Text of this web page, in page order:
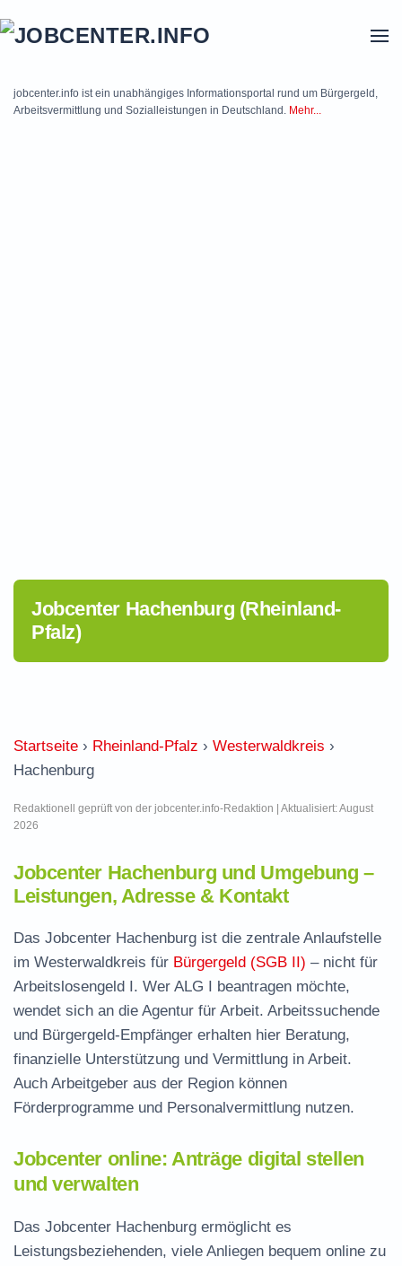
jobcenter.info ist ein unabhängiges Informationsportal rund um Bürgergeld,
Arbeitsvermittlung und Sozialleistungen in Deutschland. Mehr...
Jobcenter Hachenburg (Rheinland-
Pfalz)
Startseite › Rheinland-Pfalz › Westerwaldkreis ›
Hachenburg
Redaktionell geprüft von der jobcenter.info-Redaktion | Aktualisiert: August
2026
Jobcenter Hachenburg und Umgebung –
Leistungen, Adresse & Kontakt
Das Jobcenter Hachenburg ist die zentrale Anlaufstelle
im Westerwaldkreis für Bürgergeld (SGB II) – nicht für
Arbeitslosengeld I. Wer ALG I beantragen möchte,
wendet sich an die Agentur für Arbeit. Arbeitssuchende
und Bürgergeld-Empfänger erhalten hier Beratung,
finanzielle Unterstützung und Vermittlung in Arbeit.
Auch Arbeitgeber aus der Region können
Förderprogramme und Personalvermittlung nutzen.
Jobcenter online: Anträge digital stellen
und verwalten
Das Jobcenter Hachenburg ermöglicht es
Leistungsbeziehenden, viele Anliegen bequem online zu